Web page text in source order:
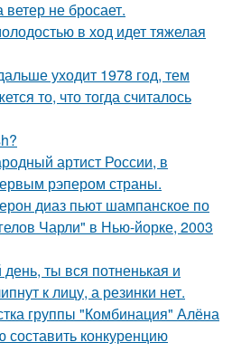
не бросает.
в ход идет тяжелая
уходит 1978 год, тем
то, что тогда считалось
артист России, в
рэпером страны.
диаз пьют шампанское по
Чарли" в Нью-йорке, 2003
ты вся потненькая и
к лицу, а резинки нет.
группы "Комбинация" Алёна
составить конкуренцию